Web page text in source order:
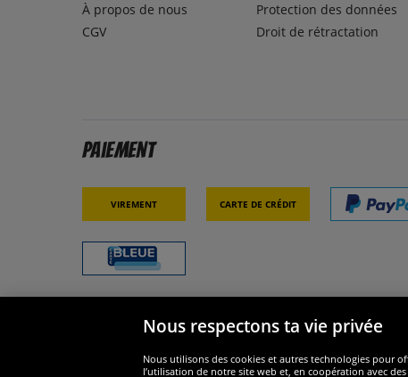
À propos de nous
CGV
Protection des données
Droit de rétractation
Paiement
Virement Carte de crédit
Nous respectons ta vie privée
Nous utilisons des cookies et autres technologies pour
l’utilisation de notre site web et, en coopération avec